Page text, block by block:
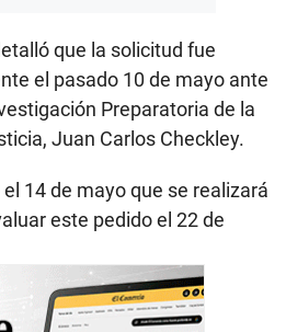
que la solicitud fue
el pasado 10 de mayo ante
Preparatoria de la
Juan Carlos Checkley.
14 de mayo que se realizará
este pedido el 22 de